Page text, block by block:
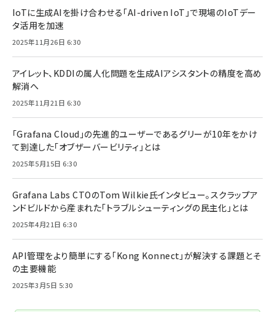
IoTに生成AIを掛け合わせる「AI-driven IoT」で現場のIoTデー
タ活用を加速
2025年11月26日 6:30
アイレット、KDDIの属人化問題を生成AIアシスタントの精度を高め
解消へ
2025年11月21日 6:30
「Grafana Cloud」の先進的ユーザーであるグリーが10年をかけ
て到達した「オブザーバービリティ」とは
2025年5月15日 6:30
Grafana Labs CTOのTom Wilkie氏インタビュー。スクラップア
ンドビルドから産まれた「トラブルシューティングの民主化」とは
2025年4月21日 6:30
API管理をより簡単にする「Kong Konnect」が解決する課題とそ
の主要機能
2025年3月5日 5:30